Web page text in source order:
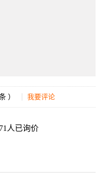
） 我要评论
人已询价